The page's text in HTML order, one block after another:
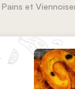
Pains et